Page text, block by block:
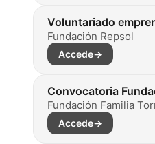
Voluntariado
Fundación Repsol
Accede→
Convocatoria
Fundación Familia
Accede→